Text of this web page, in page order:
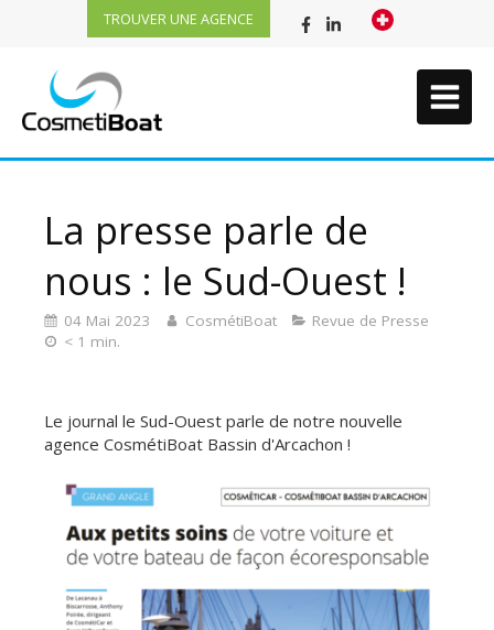
TROUVER UNE AGENCE
La presse parle de
nous : le Sud-Ouest !
04 Mai 2023 CosmétiBoat
Revue de Presse
< 1 min.
Le journal le Sud-Ouest parle de notre nouvelle
agence CosmétiBoat Bassin d'Arcachon !